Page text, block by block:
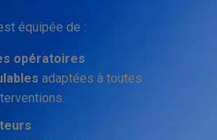
équipée de :
opératoires
adaptées à toutes